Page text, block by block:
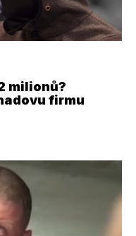
milionů?
firmu